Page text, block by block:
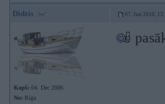
Didzis 07. Jun 2010,
Kopš: 04. Dec 2006
No: Rīga